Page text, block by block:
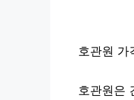
호관원 가
호관원은